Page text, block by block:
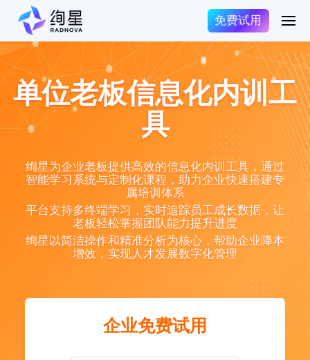
免费试用
单位老板信息化内训工
具
绚星为企业老板提供高效的信息化内训工具，通过
智能学习系统与定制化课程，助力企业快速搭建专
属培训体系
平台支持多终端学习，实时追踪员工成长数据，让
老板轻松掌握团队能力提升进度
绚星以简洁操作和精准分析为核心，帮助企业降本
增效，实现人才发展数字化管理
企业免费试用